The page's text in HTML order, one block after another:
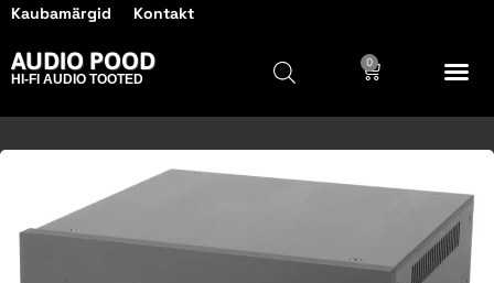
Kaubamärgid Kontakt
AUDIO POOD
HI-FI AUDIO TOOTED
0